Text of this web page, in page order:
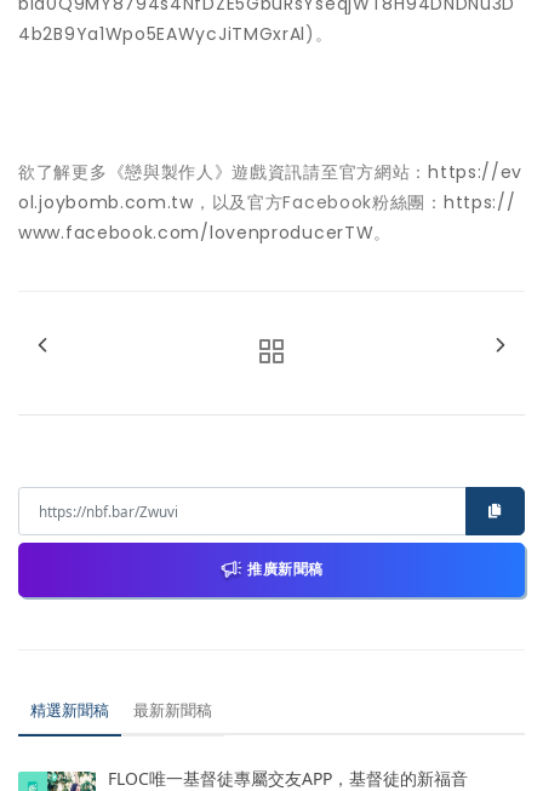
4b2B9Ya1Wpo5EAWycJiTMGxrAl)。
欲了解更多《戀與製作人》遊戲資訊請至官方網站：https://ev
ol.joybomb.com.tw ，以及官方Facebook粉絲團： https://
www.facebook.com/lovenproducerTW。
推廣新聞稿
精選新聞稿 最新新聞稿
FLOC唯一基督徒專屬交友APP，基督徒的新福音